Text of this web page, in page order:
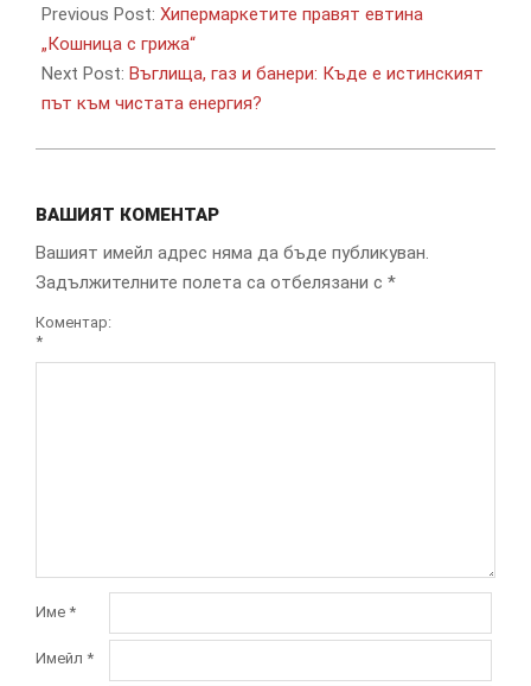
05-
28
Previous Post: Хипермаркетите правят евтина
„Кошница с грижа“
Next Post: Въглища, газ и банери: Къде е истинският
път към чистата енергия?
ВАШИЯТ КОМЕНТАР
Вашият имейл адрес няма да бъде публикуван.
Задължителните полета са отбелязани с *
Коментар:
*
Име *
Имейл *